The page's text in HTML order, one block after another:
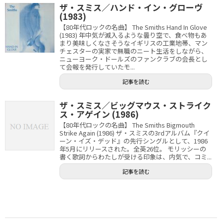
ザ・スミス／ハンド・イン・グローヴ
(1983)
【80年代ロックの名曲】 The Smiths Hand In Glove
(1983) 年中気が滅入るような曇り空で、食べ物もあ
まり美味しくなさそうなイギリスの工業地帯、マン
チェスターの実家で無職のニート生活をしながら、
ニューヨーク・ドールズのファンクラブの会長とし
て会報を発行していたモ...
記事を読む
ザ・スミス／ビッグマウス・ストライク
ス・アゲイン (1986)
【80年代ロックの名曲】 The Smiths Bigmouth
Strike Again (1986) ザ・スミスの3rdアルバム『クイ
ーン・イズ・デッド』の先行シングルとして、1986
年5月にリリースされた。全英26位。 モリッシーの
書く歌詞からわたしが受ける印象は、内気で、コミ...
記事を読む